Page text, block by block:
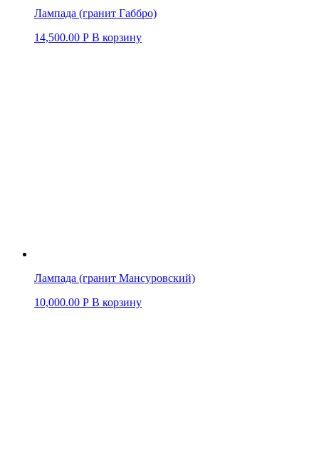
Лампада (гранит Габбро)
14,500.00 Р В корзину
Лампада (гранит Мансуровский)
10,000.00 Р В корзину